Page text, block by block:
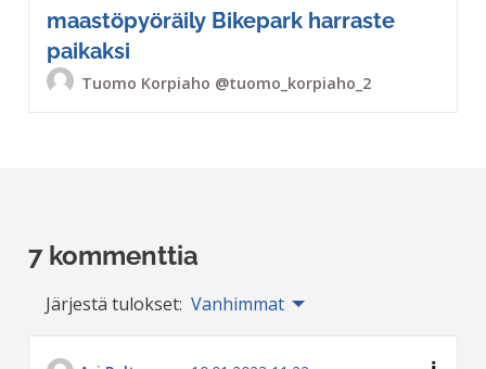
maastöpyöräily Bikepark harraste
paikaksi
Tuomo Korpiaho @tuomo_korpiaho_2
7 kommenttia
Järjestä tulokset: Vanhimmat